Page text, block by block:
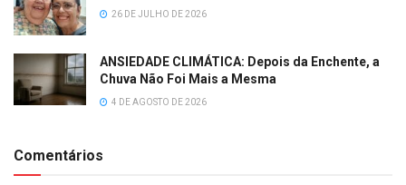
26 DE JULHO DE 2026
ANSIEDADE CLIMÁTICA: Depois da Enchente, a
Chuva Não Foi Mais a Mesma
4 DE AGOSTO DE 2026
Comentários